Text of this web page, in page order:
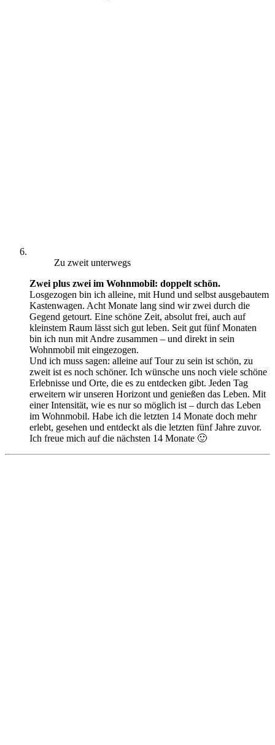
Zu zweit unterwegs
Zwei plus zwei im Wohnmobil: doppelt schön.
Losgezogen bin ich alleine, mit Hund und selbst ausgebautem
Kastenwagen. Acht Monate lang sind wir zwei durch die
Gegend getourt. Eine schöne Zeit, absolut frei, auch auf
kleinstem Raum lässt sich gut leben. Seit gut fünf Monaten
bin ich nun mit Andre zusammen – und direkt in sein
Wohnmobil mit eingezogen.
Und ich muss sagen: alleine auf Tour zu sein ist schön, zu
zweit ist es noch schöner. Ich wünsche uns noch viele schöne
Erlebnisse und Orte, die es zu entdecken gibt. Jeden Tag
erweitern wir unseren Horizont und genießen das Leben. Mit
einer Intensität, wie es nur so möglich ist – durch das Leben
im Wohnmobil. Habe ich die letzten 14 Monate doch mehr
erlebt, gesehen und entdeckt als die letzten fünf Jahre zuvor.
Ich freue mich auf die nächsten 14 Monate 🙂